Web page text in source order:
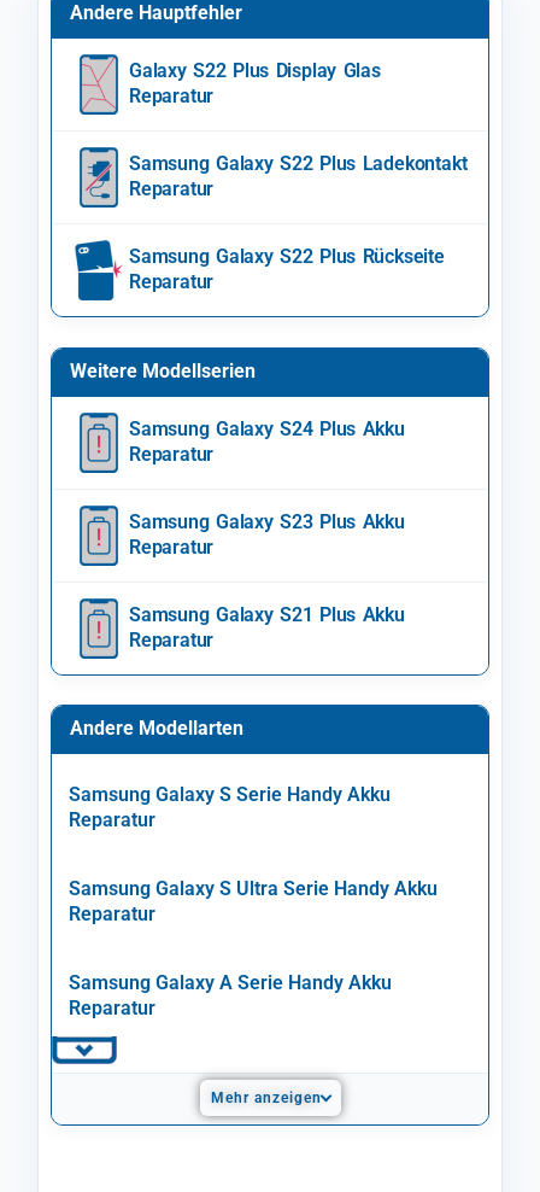
Andere Hauptfehler
Galaxy S22 Plus Display Glas
Reparatur
Samsung Galaxy S22 Plus Ladekontakt
Reparatur
Samsung Galaxy S22 Plus Rückseite
Reparatur
Weitere Modellserien
Samsung Galaxy S24 Plus Akku
Reparatur
Samsung Galaxy S23 Plus Akku
Reparatur
Samsung Galaxy S21 Plus Akku
Reparatur
Andere Modellarten
Samsung Galaxy S Serie Handy Akku
Reparatur
Samsung Galaxy S Ultra Serie Handy Akku
Reparatur
Samsung Galaxy A Serie Handy Akku
Reparatur
Mehr anzeigen